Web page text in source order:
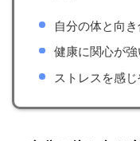
自分の体と向き
健康に関心が強
ストレスを感